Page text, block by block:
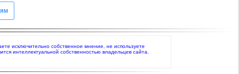
исключительно собственное мнение, не используете
интеллектуальной собственностью владельцев сайта.